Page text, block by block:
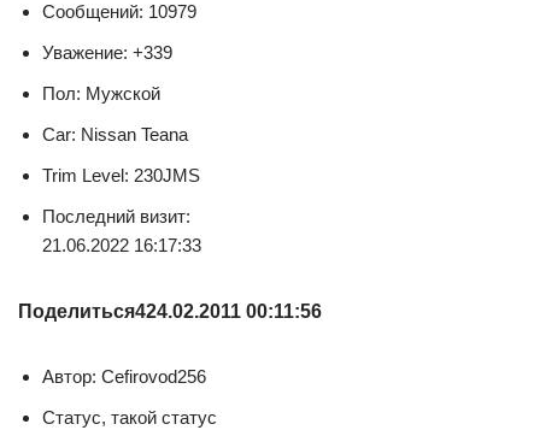
Сообщений: 10979
Уважение: +339
Пол: Мужской
Car: Nissan Teana
Trim Level: 230JMS
Последний визит:
21.06.2022 16:17:33
Поделиться424.02.2011 00:11:56
Автор: Cefirovod256
Статус, такой статус